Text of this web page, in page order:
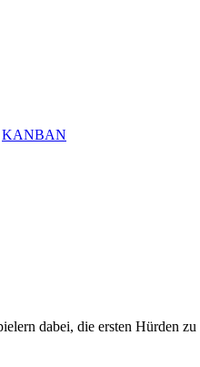
KANBAN
dabei, die ersten Hürden zu